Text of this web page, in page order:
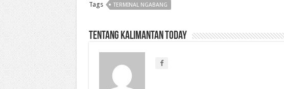
Tags TERMINAL NGABANG
Tentang Kalimantan Today